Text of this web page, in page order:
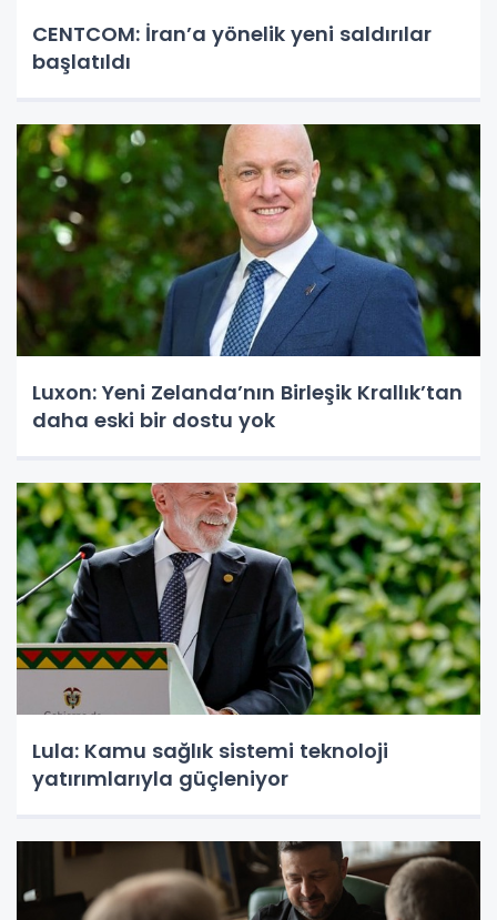
CENTCOM: İran’a yönelik yeni saldırılar
başlatıldı
Luxon: Yeni Zelanda’nın Birleşik Krallık’tan
daha eski bir dostu yok
Lula: Kamu sağlık sistemi teknoloji
yatırımlarıyla güçleniyor